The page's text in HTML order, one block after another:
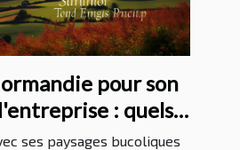
pour son
: quels
ses paysages bucoliques